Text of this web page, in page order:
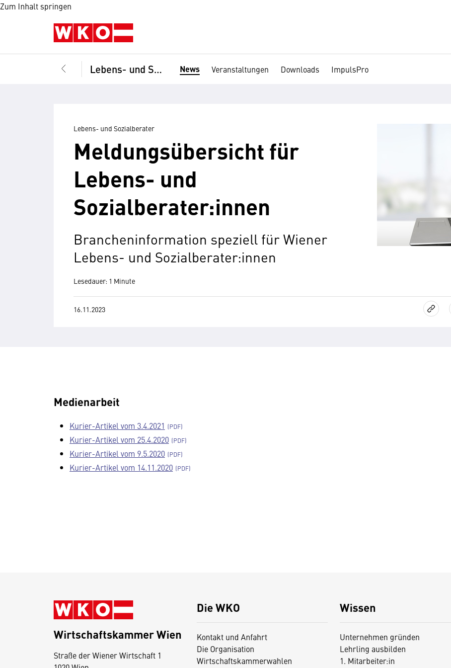
Zum Inhalt springen
Lebens- und Sozialberater News Veranstaltungen Downloads ImpulsPro
Lebens- und Sozialberater
Meldungsübersicht für
Lebens- und
Sozialberater:innen
Brancheninformation speziell für Wiener
Lebens- und Sozialberater:innen
Lesedauer: 1 Minute
16.11.2023
Medienarbeit
Kurier-Artikel vom 3.4.2021
Kurier-Artikel vom 25.4.2020
Kurier-Artikel vom 9.5.2020
Kurier-Artikel vom 14.11.2020
Die WKO
Kontakt und Anfahrt
Die Organisation
Wirtschaftskammerwahlen
Wissen
Unternehmen gründen
Lehrling ausbilden
1. Mitarbeiter:in
Wirtschaftskammer Wien
Straße der Wiener Wirtschaft 1